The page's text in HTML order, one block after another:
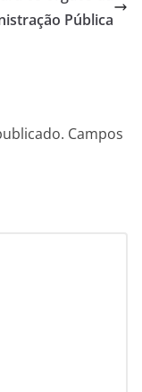
Pública
Campos